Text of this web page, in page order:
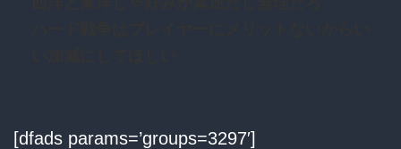
[dfads params=’groups=3297′]